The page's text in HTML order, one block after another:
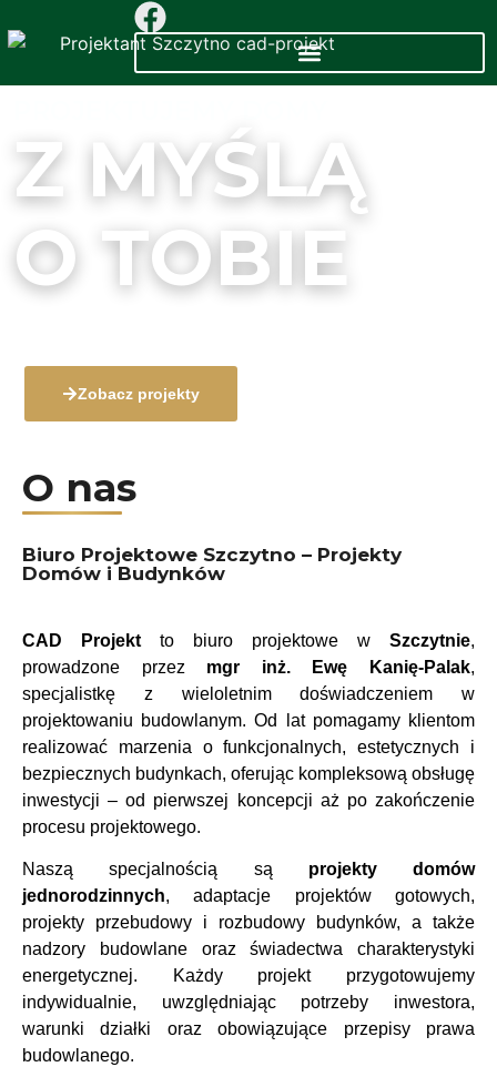
Z MYŚLĄ
O TOBIE
Zobacz projekty
O nas
Biuro Projektowe Szczytno – Projekty
Domów i Budynków
CAD Projekt to biuro projektowe w Szczytnie,
prowadzone przez mgr inż. Ewę Kanię-Palak,
specjalistkę z wieloletnim doświadczeniem w
projektowaniu budowlanym. Od lat pomagamy klientom
realizować marzenia o funkcjonalnych, estetycznych i
bezpiecznych budynkach, oferując kompleksową obsługę
inwestycji – od pierwszej koncepcji aż po zakończenie
procesu projektowego.
Naszą specjalnością są projekty domów
jednorodzinnych, adaptacje projektów gotowych,
projekty przebudowy i rozbudowy budynków, a także
nadzory budowlane oraz świadectwa charakterystyki
energetycznej. Każdy projekt przygotowujemy
indywidualnie, uwzględniając potrzeby inwestora,
warunki działki oraz obowiązujące przepisy prawa
budowlanego.